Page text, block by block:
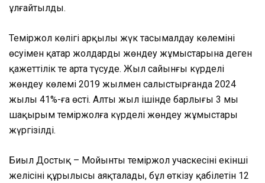
ұлғайтылды.
Теміржол көлігі арқылы жүк тасымалдау көлемінің
өсуімен қатар жолдарды жөндеу жұмыстарына деген
қажеттілік те арта түсуде. Жыл сайынғы күрделі
жөндеу көлемі 2019 жылмен салыстырғанда 2024
жылы 41%-ға өсті. Алты жыл ішінде барлығы 3 мың
шақырым теміржолға күрделі жөндеу жұмыстары
жүргізілді.
Биыл Достық – Мойынты теміржол учаскесінің екінші
желісінің құрылысы аяқталады, бұл өткізу қабілетін 12